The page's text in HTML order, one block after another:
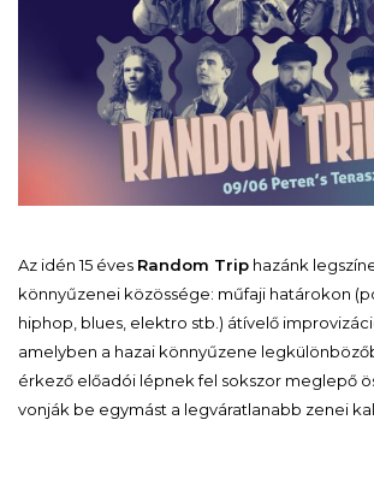
Az idén 15 éves Random Trip hazánk
könnyűzenei közössége: műfaji határokon
hiphop, blues, elektro stb.) átívelő
amelyben a hazai könnyűzene
érkező előadói lépnek fel sokszor meglepő
vonják be egymást a legváratlanabb zenei